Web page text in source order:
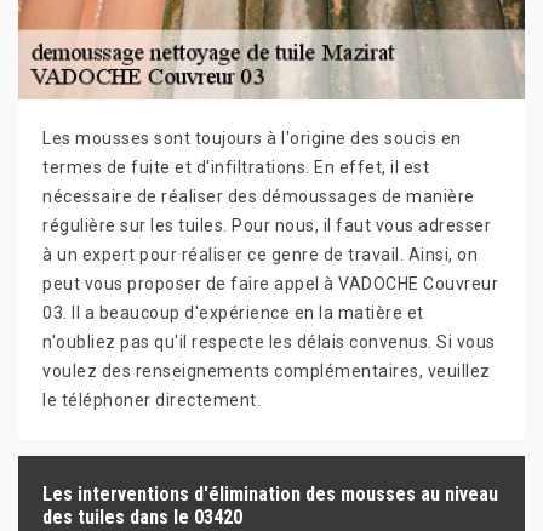
Les mousses sont toujours à l'origine des soucis en
termes de fuite et d'infiltrations. En effet, il est
nécessaire de réaliser des démoussages de manière
régulière sur les tuiles. Pour nous, il faut vous adresser
à un expert pour réaliser ce genre de travail. Ainsi, on
peut vous proposer de faire appel à VADOCHE Couvreur
03. Il a beaucoup d'expérience en la matière et
n'oubliez pas qu'il respecte les délais convenus. Si vous
voulez des renseignements complémentaires, veuillez
le téléphoner directement.
Les interventions d'élimination des mousses au niveau
des tuiles dans le 03420